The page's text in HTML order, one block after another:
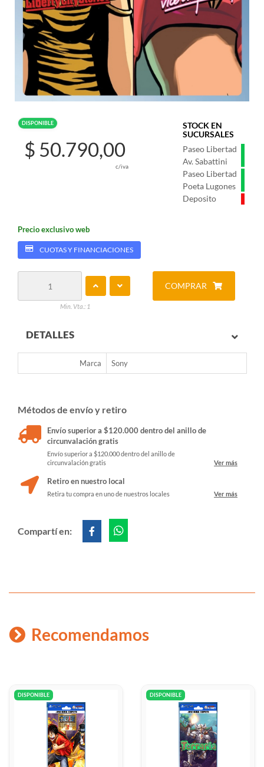
DISPONIBLE
STOCK EN
SUCURSALES
Paseo Libertad
Av. Sabattini
Paseo Libertad
Poeta Lugones
Deposito
$ 50.790,00
c/iva
Precio exclusivo web
CUOTAS Y FINANCIACIONES
Min. Vta.: 1
COMPRAR
DETALLES
Marca Sony
Métodos de envío y retiro
Envío superior a $120.000 dentro del anillo de
circunvalación gratis
Envío superior a $120.000 dentro del anillo de
circunvalación gratis
Ver más
Retiro en nuestro local
Retira tu compra en uno de nuestros locales Ver más
Compartí en:
Recomendamos